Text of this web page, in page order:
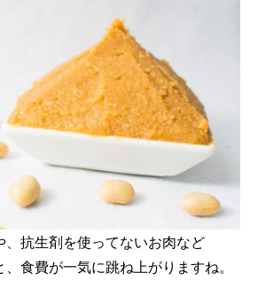
、抗生剤を使ってないお肉など
食費が一気に跳ね上がりますね。